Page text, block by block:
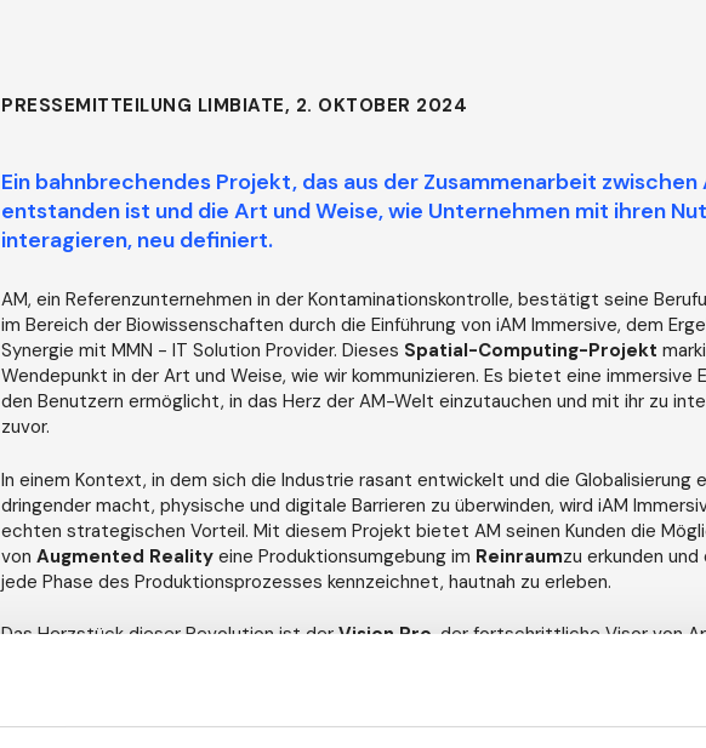
PRESSEMITTEILUNG LIMBIATE, 2. OKTOBER 2024
Ein bahnbrechendes Projekt, das aus der Zusammenarbeit zwischen
entstanden ist und die Art und Weise, wie Unternehmen mit ihren
interagieren, neu definiert.
AM, ein Referenzunternehmen in der Kontaminationskontrolle, bestätigt seine
im Bereich der Biowissenschaften durch die Einführung von iAM Immersive, dem
Synergie mit MMN - IT Solution Provider. Dieses Spatial-Computing-Projekt
Wendepunkt in der Art und Weise, wie wir kommunizieren. Es bietet eine immersive
den Benutzern ermöglicht, in das Herz der AM-Welt einzutauchen und mit ihr zu
zuvor.
In einem Kontext, in dem sich die Industrie rasant entwickelt und die Globalisierung
dringender macht, physische und digitale Barrieren zu überwinden, wird iAM
echten strategischen Vorteil. Mit diesem Projekt bietet AM seinen Kunden die
von Augmented Reality eine Produktionsumgebung im Reinraumzu erkunden
jede Phase des Produktionsprozesses kennzeichnet, hautnah zu erleben.
Das Herzstück dieser Revolution ist der Vision Pro , der fortschrittliche Visor von